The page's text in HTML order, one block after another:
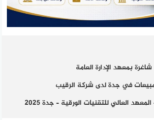
بمعهد الإدارة العامة
في جدة لدى شركة الرقيب
العالي للتقنيات الورقية – جدة 2025